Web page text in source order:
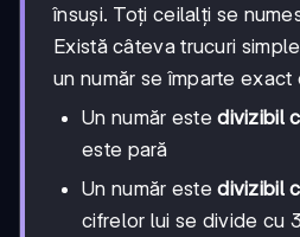
însuși. Toți ceilalți se
Există câteva trucuri
un număr se împarte exact
Un număr estedivizibil
este pară
Un număr estedivizibil
cifrelor lui se divide cu 3